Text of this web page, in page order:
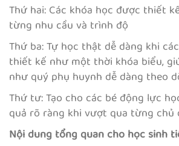
Thứ hai: Các khóa học được thiết
từng nhu cầu và trình độ
Thứ ba: Tự học thật dễ dàng khi
thiết kế như một thời khóa biểu,
như quý phụ huynh dễ dàng theo
Thứ tư: Tạo cho các bé động lực
quả rõ ràng khi vượt qua từng chủ
Nội dung tổng quan cho học sinh